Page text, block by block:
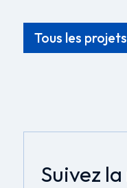
Tous les projets
Suivez la